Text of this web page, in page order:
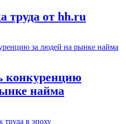
труда от hh.ru
конкуренцию
найма